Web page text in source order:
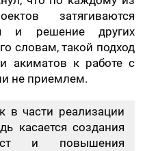
затягиваются
и решение других
словам, такой подход
акиматов к работе с
не приемлем.
в части реализации
касается создания
и повышения